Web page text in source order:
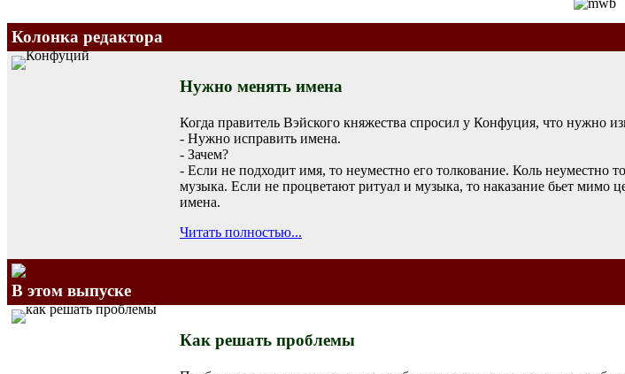
Колонка редактора
Нужно менять имена
Когда правитель Вэйского княжества спросил у Конфуция, что нужно
- Нужно исправить имена.
- Зачем?
- Если не подходит имя, то неуместно его толкование. Коль неуместно
музыка. Если не процветают ритуал и музыка, то наказание бьет мимо
имена.
Читать полностью...
В этом выпуске
Как решать проблемы